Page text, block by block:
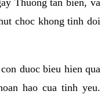
Thuong tan bien, va
choc khong tinh doi
duoc bieu hien qua
hao cua tinh yeu.